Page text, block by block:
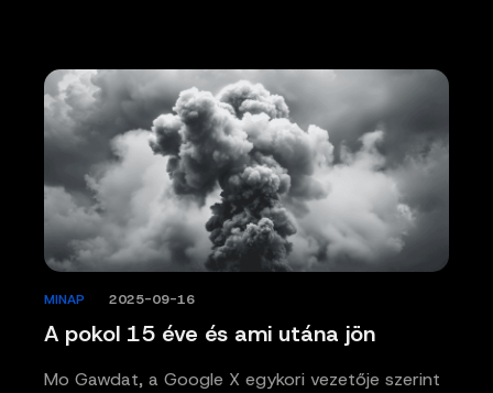
A pokol 15 éve és ami utána jön
MINAP 2025-09-16
Mo Gawdat, a Google X egykori vezetője szerint